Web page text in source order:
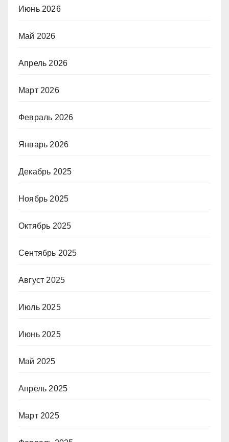
Июнь 2026
Май 2026
Апрель 2026
Март 2026
Февраль 2026
Январь 2026
Декабрь 2025
Ноябрь 2025
Октябрь 2025
Сентябрь 2025
Август 2025
Июль 2025
Июнь 2025
Май 2025
Апрель 2025
Март 2025